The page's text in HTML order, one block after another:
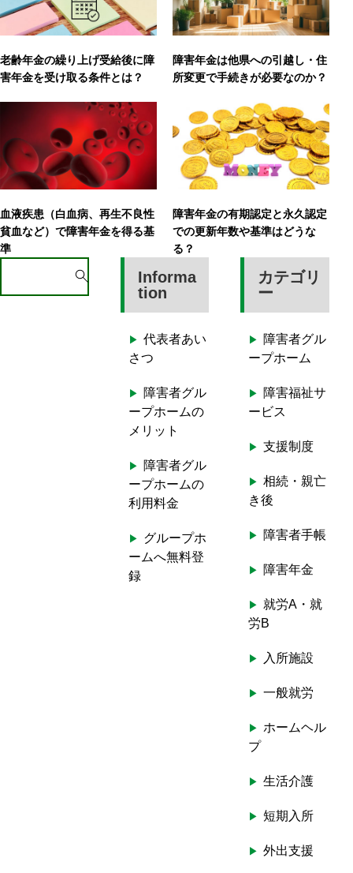
老齢年金の繰り上げ受給後に障
害年金を受け取る条件とは？
障害年金は他県への引越し・住
所変更で手続きが必要なのか？
血液疾患（白血病、再生不良性
貧血など）で障害年金を得る基
準
障害年金の有期認定と永久認定
での更新年数や基準はどうな
る？
Informa
tion
代表者あい
さつ
障害者グル
ープホームの
メリット
障害者グル
ープホームの
利用料金
グループホ
ームへ無料登
録
カテゴリ
ー
障害者グル
ープホーム
障害福祉サ
ービス
支援制度
相続・親亡
き後
障害者手帳
障害年金
就労A・就
労B
入所施設
一般就労
ホームヘル
プ
生活介護
短期入所
外出支援